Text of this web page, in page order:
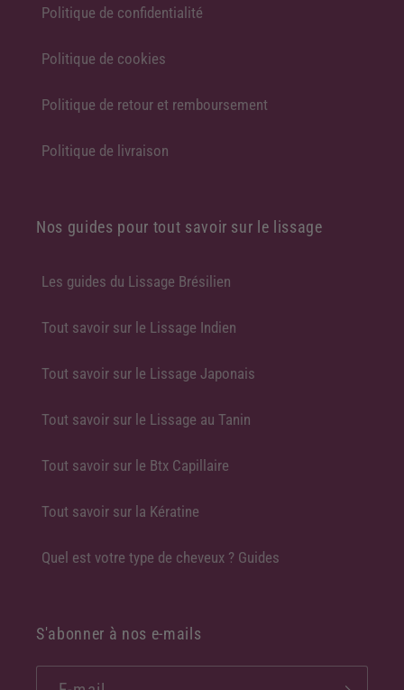
Politique de confidentialité
Politique de cookies
Politique de retour et remboursement
Politique de livraison
Nos guides pour tout savoir sur le lissage
Les guides du Lissage Brésilien
Tout savoir sur le Lissage Indien
Tout savoir sur le Lissage Japonais
Tout savoir sur le Lissage au Tanin
Tout savoir sur le Btx Capillaire
Tout savoir sur la Kératine
Quel est votre type de cheveux ? Guides
S'abonner à nos e-mails